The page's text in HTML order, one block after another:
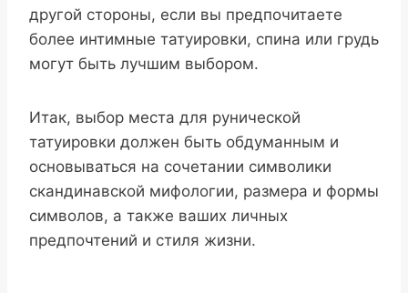
другой стороны, если вы предпочитаете
более интимные татуировки, спина или грудь
могут быть лучшим выбором.
Итак, выбор места для рунической
татуировки должен быть обдуманным и
основываться на сочетании символики
скандинавской мифологии, размера и формы
символов, а также ваших личных
предпочтений и стиля жизни.